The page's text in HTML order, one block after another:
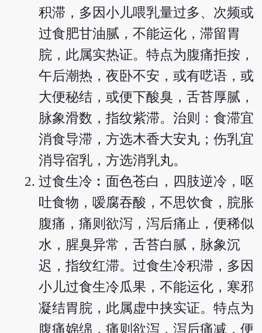
积滞，多因小儿喂乳量过多、次频或
过食肥甘油腻，不能运化，滞留胃
脘，此属实热证。特点为腹痛拒按，
午后潮热，夜卧不安，或有呓语，或
大便秘结，或便下酸臭，舌苔厚腻，
脉象滑数，指纹紫滞。治则：食滞宜
消食导滞，方选木香大安丸；伤乳宜
消导宿乳，方选消乳丸。
过食生冷︰面色苍白，四肢逆冷，呕
吐食物，嗳腐吞酸，不思饮食，脘胀
腹痛，痛则欲泻，泻后痛止，便稀似
水，腥臭异常，舌苔白腻，脉象沉
迟，指纹红滞。过食生冷积滞，多因
小儿过食生冷瓜果，不能运化，寒邪
凝结胃脘，此属虚中挟实证。特点为
腹痛婂绵，痛则欲泻，泻后痛减，便